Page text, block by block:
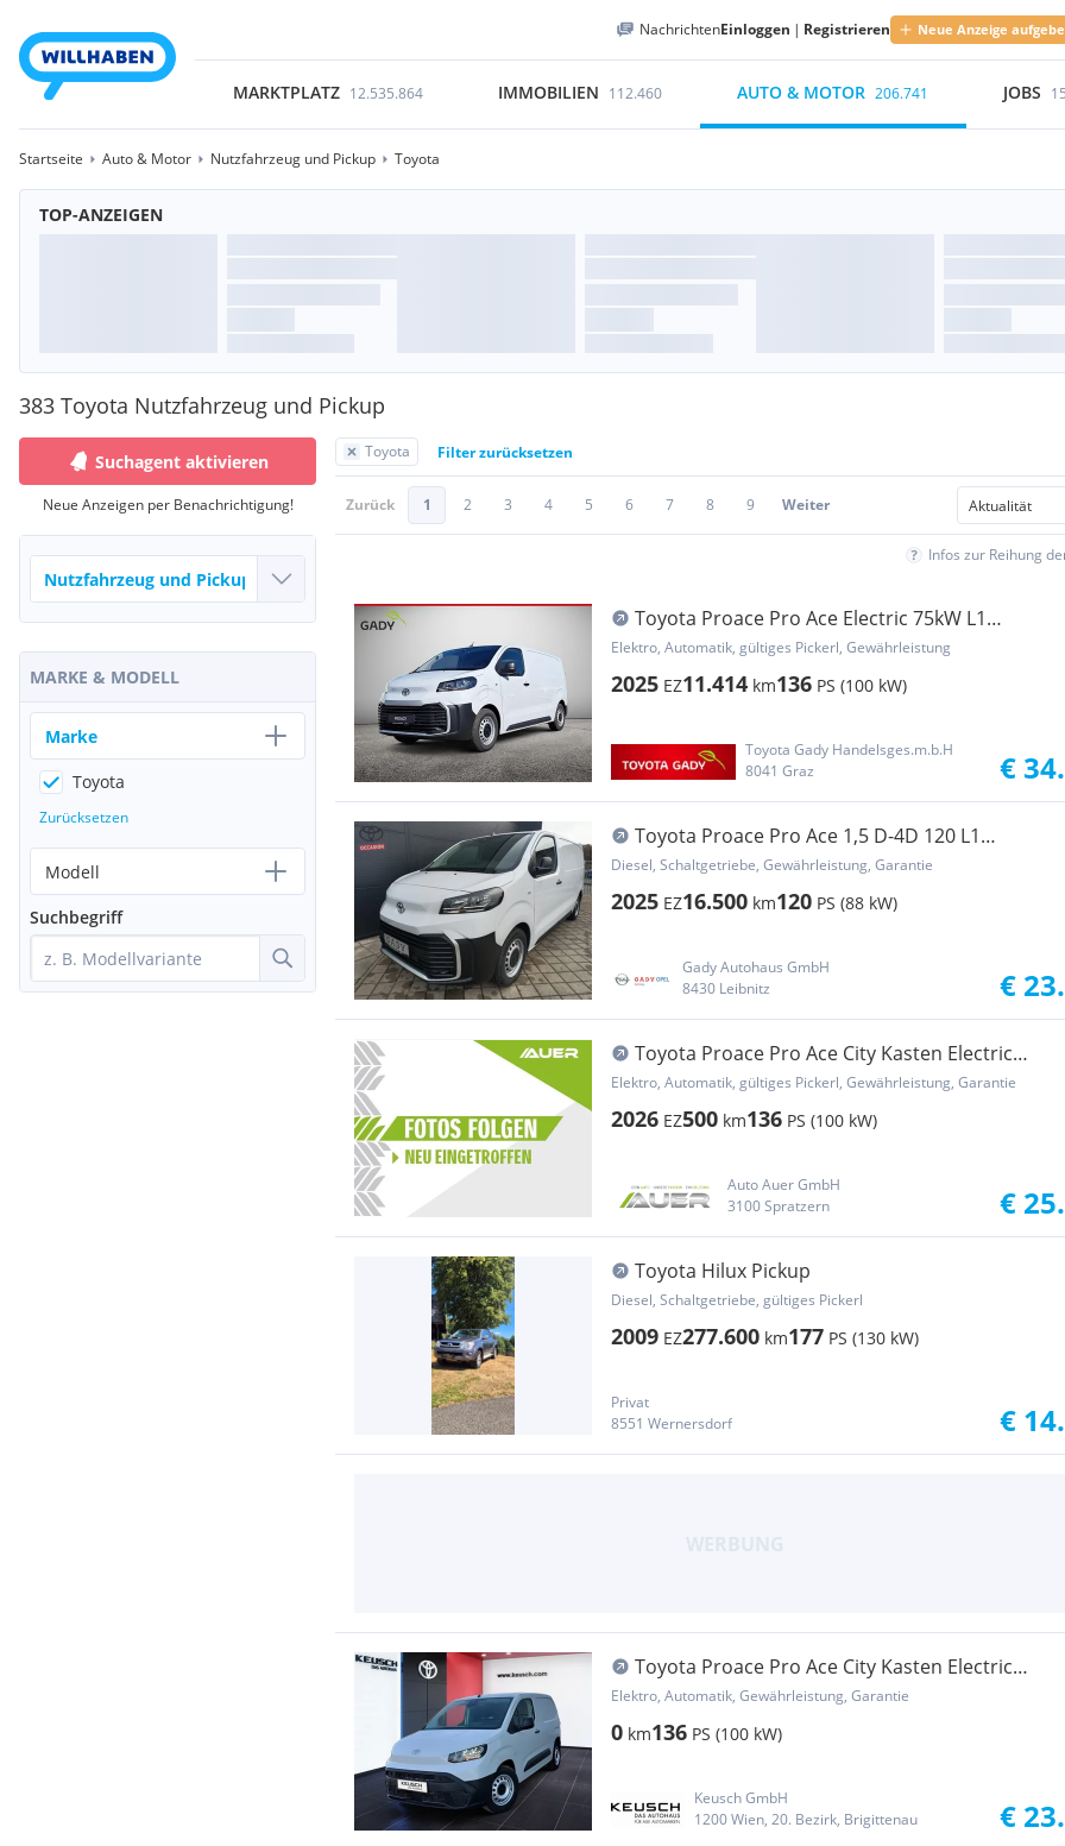
NachrichtenEinloggen | Registrieren Neue Anzeige
MARKTPLATZ 12.535.864 IMMOBILIEN 112.460 AUTO & MOTOR 206.741 JOBS
Startseite Auto & Motor Nutzfahrzeug und Pickup Toyota
TOP-ANZEIGEN
383 Toyota Nutzfahrzeug und Pickup
Toyota Filter zurücksetzen
Zurück 1 2 3 4 5 6 7 8 9 Weiter
Infos zur Reihung
Toyota Proace Pro Ace Electric 75kW L1
ProWork Transporter / Kastenwagen
Elektro, Automatik, gültiges Pickerl, Gewährleistung
2025 EZ11.414 km136 PS (100 kW)
Toyota Gady Handelsges.m.b.H
8041 Graz
€
Toyota Proace Pro Ace 1,5 D-4D 120 L1
ProWork Transporter / Kastenwagen
Diesel, Schaltgetriebe, Gewährleistung, Garantie
2025 EZ16.500 km120 PS (88 kW)
Gady Autohaus GmbH
8430 Leibnitz
€
Toyota Proace Pro Ace City Kasten Electric
50kWh L1 ProWork Transporter / Kastenwagen
Elektro, Automatik, gültiges Pickerl, Gewährleistung, Garantie
2026 EZ500 km136 PS (100 kW)
Auto Auer GmbH
3100 Spratzern
€
Toyota Hilux Pickup
Diesel, Schaltgetriebe, gültiges Pickerl
2009 EZ277.600 km177 PS (130 kW)
Privat
8551 Wernersdorf
€
Toyota Proace Pro Ace City Kasten Electric
50kWh L1 ProWork Transporter / Kastenwagen
Elektro, Automatik, Gewährleistung, Garantie
0 km136 PS (100 kW)
Keusch GmbH
1200 Wien, 20. Bezirk, Brigittenau
€
Suchagent aktivieren
Neue Anzeigen per Benachrichtigung!
MARKE & MODELL
Marke
Toyota
Zurücksetzen
Modell
Suchbegriff